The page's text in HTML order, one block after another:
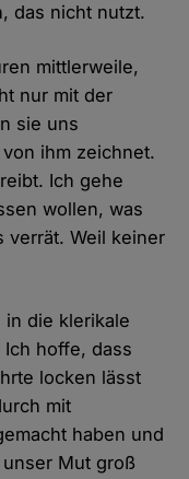
das nicht nutzt.
mittlerweile,
nur mit der
sie uns
ihm zeichnet.
Ich gehe
wollen, was
verrät. Weil keiner
die klerikale
hoffe, dass
locken lässt
mit
haben und
Mut groß